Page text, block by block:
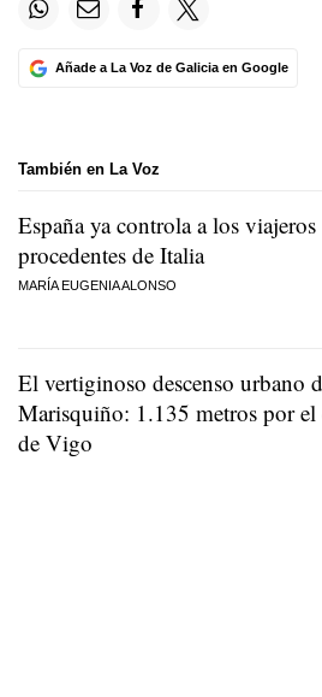
Añade a La Voz de Galicia en Google
También en La Voz
España ya controla a los viajeros
procedentes de Italia
MARÍA EUGENIA ALONSO
El vertiginoso descenso urbano
Marisquiño: 1.135 metros por el
de Vigo